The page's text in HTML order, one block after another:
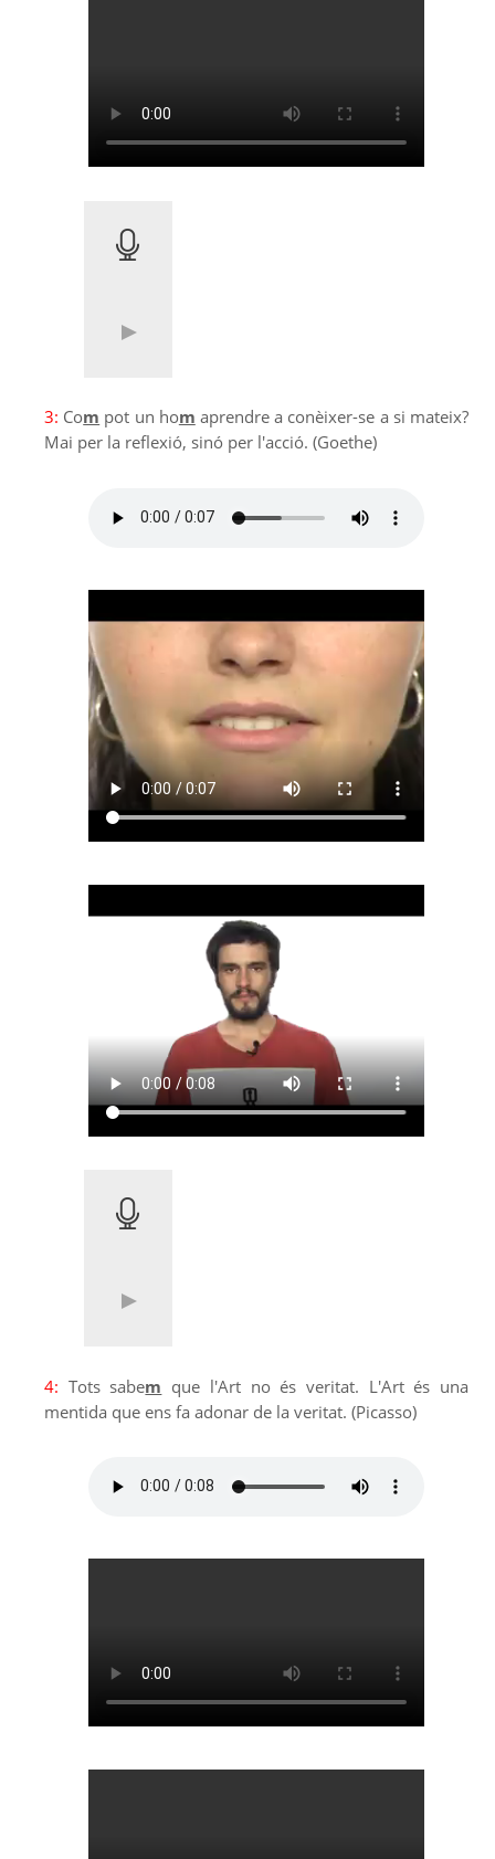
3: Com pot un hom aprendre a conèixer-se a si mateix?
Mai per la reflexió, sinó per l'acció. (Goethe)
4: Tots sabem que l'Art no és veritat. L'Art és una
mentida que ens fa adonar de la veritat. (Picasso)